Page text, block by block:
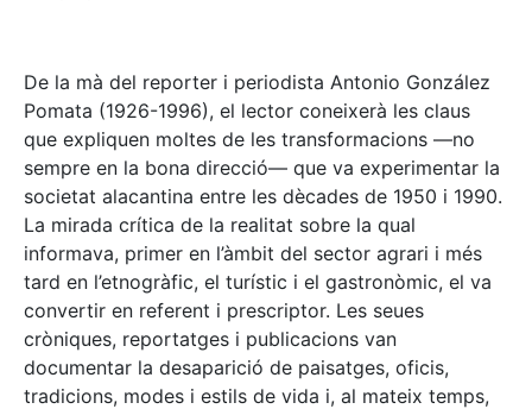
De la mà del reporter i periodista Antonio González
Pomata (1926-1996), el lector coneixerà les claus
que expliquen moltes de les transformacions —no
sempre en la bona direcció— que va experimentar la
societat alacantina entre les dècades de 1950 i 1990.
La mirada crítica de la realitat sobre la qual
informava, primer en l’àmbit del sector agrari i més
tard en l’etnogràfic, el turístic i el gastronòmic, el va
convertir en referent i prescriptor. Les seues
cròniques, reportatges i publicacions van
documentar la desaparició de paisatges, oficis,
tradicions, modes i estils de vida i, al mateix temps,